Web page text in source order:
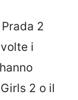
2
i
2 o il